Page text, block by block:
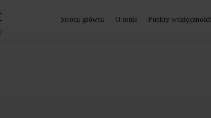
Strona główna O mnie Punkty wdzięczności